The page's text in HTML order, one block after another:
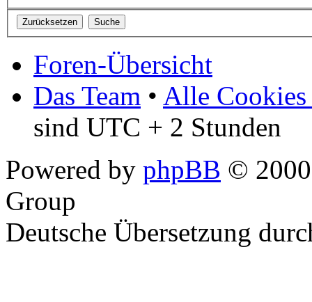
Foren-Übersicht
Das Team • Alle Cookies
sind UTC + 2 Stunden
Powered by phpBB ©
Group
Deutsche Übersetzung